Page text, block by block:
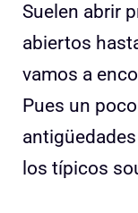
Suelen abrir
abiertos
vamos a
Pues un
los típicos